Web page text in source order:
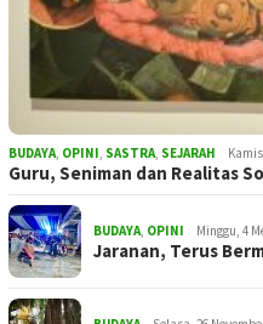
BUDAYA, OPINI, SASTRA, SEJARAH
Guru, Seniman dan Realitas
BUDAYA, OPINI Minggu, 4
Jaranan, Terus